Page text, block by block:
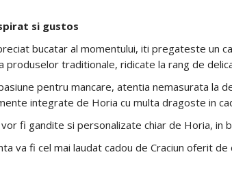
si gustos
bucatar al momentului, iti pregateste un
produselor traditionale, ridicate la rang de
pentru mancare, atentia nemasurata la
integrate de Horia cu multa dragoste in
fi gandite si personalizate chiar de Horia, in
va fi cel mai laudat cadou de Craciun oferit de